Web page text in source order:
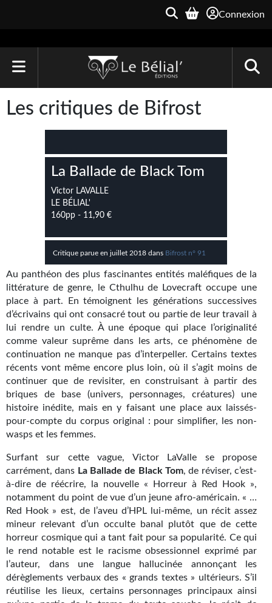
Connexion
Le Bélial'
Une Heure-Lumière
Archive du Futur
Quarante-Deux
Kvasar
Pulps
Wotan
Étoiles vives
Yellow Submarine
NUMÉRIQUE
Romans et recueils
Une Heure-Lumière
Nouvelles
Bifrost
Livres audio
Gratuit
Sans DRM
Les critiques de Bifrost
La Ballade de Black Tom
Victor LAVALLE
LE BÉLIAL'
160pp - 11,90 €
Critique parue en juillet 2018 dans Bifrost n° 91
Au panthéon des plus fascinantes entités maléfiques de la
littérature de genre, le Cthulhu de Lovecraft occupe une
place à part. En témoignent les générations successives
d’écrivains qui ont consacré tout ou partie de leur travail à
lui rendre un culte. À une époque qui place l’originalité
comme valeur suprême dans les arts, ce phénomène de
continuation ne manque pas d’interpeller. Certains textes
récents vont même encore plus loin, où il s’agit moins de
continuer que de revisiter, en construisant à partir des
briques de base (univers, personnages, créatures) une
histoire inédite, mais en y faisant une place aux laissés-
pour-compte du corpus original : pour simplifier, les non-
wasps et les femmes.
Surfant sur cette vague, Victor LaValle se propose
carrément, dans La Ballade de Black Tom, de réviser, c’est-
à-dire de réécrire, la nouvelle « Horreur à Red Hook »,
notamment du point de vue d’un jeune afro-américain. « …
Red Hook » est, de l’aveu d’HPL lui-même, un récit assez
mineur relevant d’un occulte banal plutôt que de cette
horreur cosmique qui a tant fait pour sa popularité. Ce qui
le rend notable est le racisme obsessionnel exprimé par
l’auteur, dans une langue hallucinée annonçant les
dérèglements verbaux des « grands textes » ultérieurs. S’il
réutilise les lieux, certains personnages principaux ainsi